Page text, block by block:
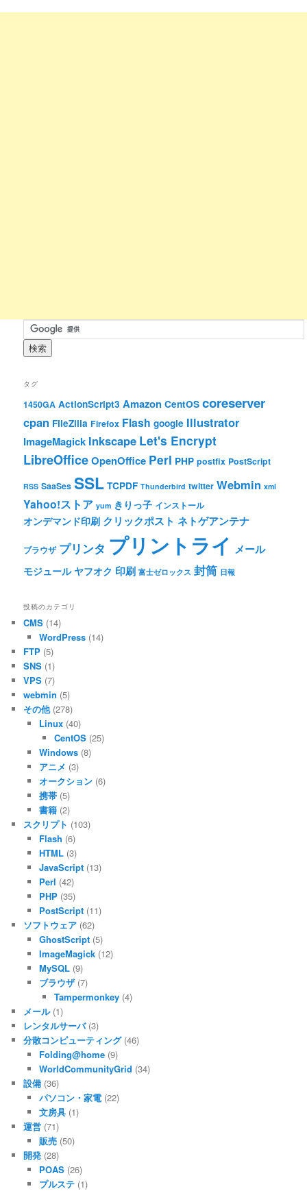
タグ
1450GA ActionScript3 Amazon CentOS coreserver
cpan FileZilla Firefox Flash google Illustrator
ImageMagick Inkscape Let's Encrypt
LibreOfficeOpenOffice Perl PHP postfix PostScript
RSS SaaSes SSL TCPDF Thunderbird twitter Webmin xml
Yahoo!ストア yum きりっ子 インストール
オンデマンド印刷 クリックポスト ネトゲアンテナ
ブラウザ プリンタ プリントライ メール
モジュール ヤフオク 印刷 富士ゼロックス 封筒 日報
投稿のカテゴリ
CMS (14)
WordPress(14)
FTP (5)
SNS (1)
VPS (7)
webmin (5)
その他(278)
Linux(40)
CentOS (25)
Windows(8)
アニメ (3)
オークション(6)
携帯(5)
書籍(2)
スクリプト (103)
Flash (6)
HTML(3)
JavaScript(13)
Perl (42)
PHP(35)
PostScript(11)
ソフトウェア (62)
GhostScript(5)
ImageMagick(12)
MySQL(9)
ブラウザ(7)
Tampermonkey (4)
メール(1)
レンタルサーバ(3)
分散コンピューティング(46)
Folding@home(9)
WorldCommunityGrid (34)
設備 (36)
パソコン・家電(22)
文房具(1)
運営 (71)
販売(50)
開発 (28)
POAS(26)
プルステ(1)